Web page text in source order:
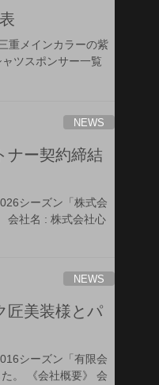
重メインカラーの紫
ツスポンサー一覧
NEWS
ナー契約締結
シーズン「株式会
会社名 : 株式会社心
NEWS
匠美装様とパ
シーズン「有限会
。 《会社概要》 会